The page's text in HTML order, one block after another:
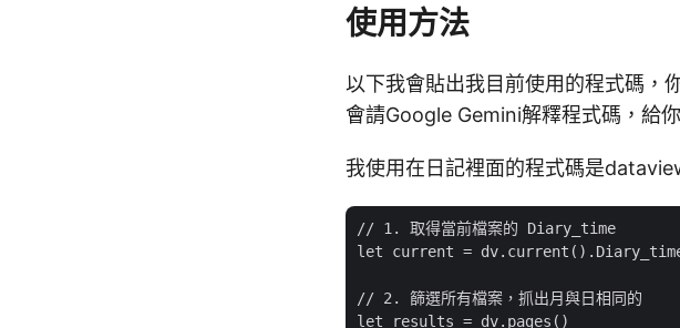
使用方法
以下我會貼出我目前使用的程式碼，
會請Google Gemini解釋程式碼，給
我使用在日記裡面的程式碼是
// 1. 取得當前檔案的 Diary_time
let current =
// 2. 篩選所有檔案，抓出月與日相同的
let results = dv.pages()